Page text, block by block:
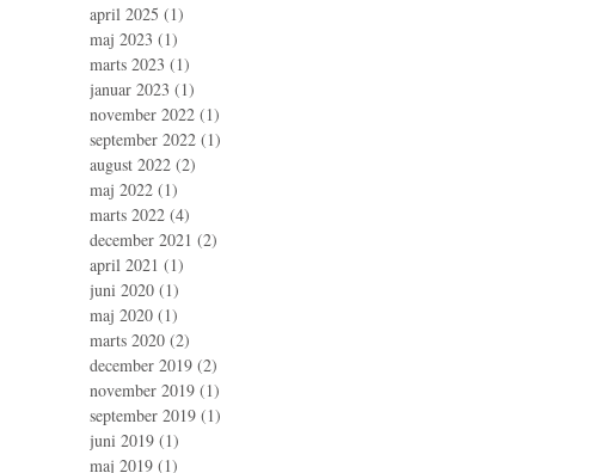
april 2025 (1)
maj 2023 (1)
marts 2023 (1)
januar 2023 (1)
november 2022 (1)
september 2022 (1)
august 2022 (2)
maj 2022 (1)
marts 2022 (4)
december 2021 (2)
april 2021 (1)
juni 2020 (1)
maj 2020 (1)
marts 2020 (2)
december 2019 (2)
november 2019 (1)
september 2019 (1)
juni 2019 (1)
maj 2019 (1)